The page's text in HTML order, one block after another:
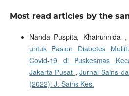
Most read articles by the
Nanda Puspita, Khairunnida ,
untuk Pasien Diabetes
Covid-19 di Puskesmas
Jakarta Pusat , Jurnal Sains
(2022): J. Sains Kes.